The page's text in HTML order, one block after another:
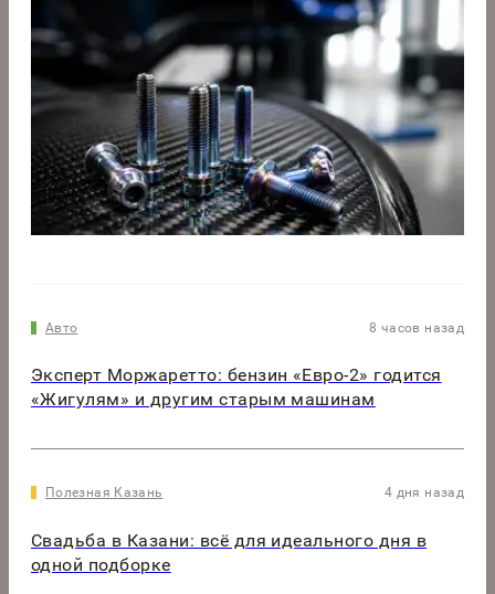
Авто 8 часов назад
Эксперт Моржаретто: бензин «Евро-2» годится
«Жигулям» и другим старым машинам
Полезная Казань 4 дня назад
Свадьба в Казани: всё для идеального дня в
одной подборке